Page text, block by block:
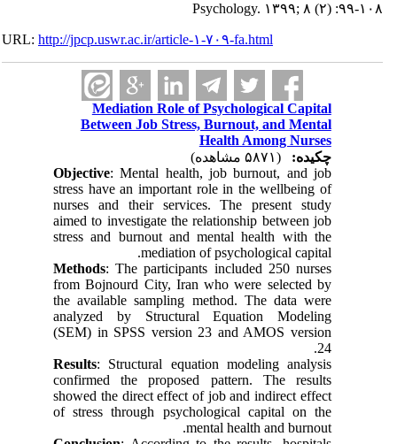
Psychology. ۱۳۹۹; ۸ (۲) :۹۹-۱۰۸
URL:http://jpcp.uswr.ac.ir/article-۱-۷۰۹-fa.html
Mediation Role of Psychological Capital
Between Job Stress, Burnout, and Mental
Health Among Nurses
چکیده:
Objective: Mental health, job burnout, and job
stress have an important role in the wellbeing of
nurses and their services. The present study
aimed to investigate the relationship between job
stress and burnout and mental health with the
mediation of psychological capital.
Methods: The participants included 250 nurses
from Bojnourd City, Iran who were selected by
the available sampling method. The data were
analyzed by Structural Equation Modeling
(SEM) in SPSS version 23 and AMOS version
24.
Results
: Structural equation modeling analysis
confirmed the proposed pattern. The results
showed the direct effect of job and indirect effect
of stress through psychological capital on the
mental health and burnout.